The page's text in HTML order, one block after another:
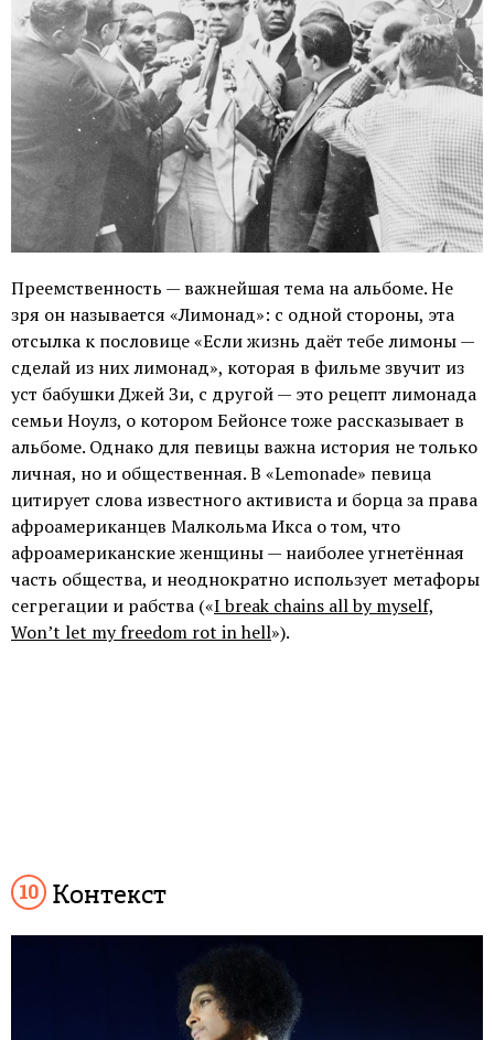
Преемственность — важнейшая тема на альбоме. Не
зря он называется «Лимонад»: с одной стороны, эта
отсылка к пословице «Если жизнь даёт тебе лимоны —
сделай из них лимонад», которая в фильме звучит из
уст бабушки Джей Зи, с другой — это рецепт лимонада
семьи Ноулз, о котором Бейонсе тоже рассказывает в
альбоме. Однако для певицы важна история не только
личная, но и общественная. В «Lemonade» певица
цитирует слова известного активиста и борца за права
афроамериканцев Малкольма Икса о том, что
афроамериканские женщины — наиболее угнетённая
часть общества, и неоднократно использует метафоры
сегрегации и рабства («I break chains all by myself,
Won’t let my freedom rot in hell»).
Контекст